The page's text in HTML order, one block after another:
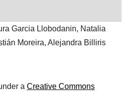
Garcia Llobodanin, Natalia
Moreira, Alejandra Billiris
a Creative Commons